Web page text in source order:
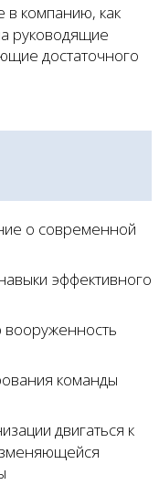
компанию, как
руководящие
достаточного
о современной
эффективного
вооруженность
команды
двигаться к